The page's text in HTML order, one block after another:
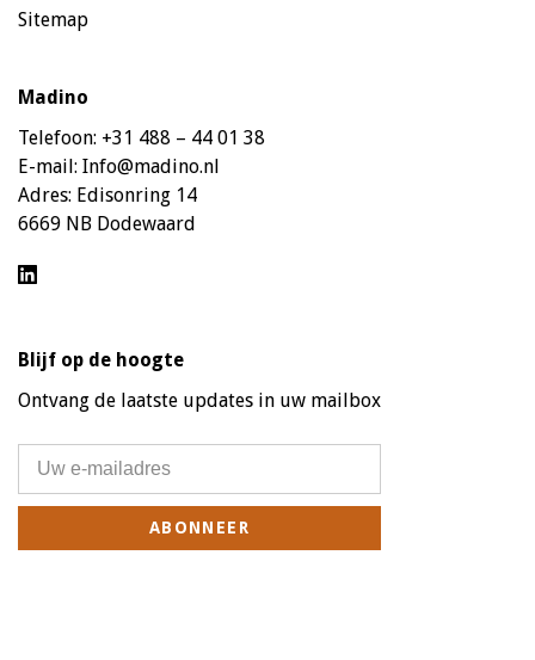
Sitemap
Madino
Telefoon: +31 488 – 44 01 38
E-mail: Info@madino.nl
Adres: Edisonring 14
6669 NB Dodewaard
Blijf op de hoogte
Ontvang de laatste updates in uw mailbox
ABONNEER